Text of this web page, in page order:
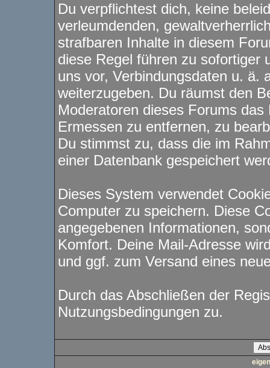
Du verpflichtest dich, keine
verleumdenden,
strafbaren Inhalte in diesem
diese Regel führen zu sofortiger
uns vor, Verbindungsdaten u. ä.
weiterzugeben. Du räumst den
Moderatoren dieses Forums
Ermessen zu entfernen, zu
Du stimmst zu, dass die im
einer Datenbank gespeichert
Dieses System verwendet
Computer zu speichern. Diese
angegebenen Informationen,
Komfort. Deine Mail-Adresse
und ggf. zum Versand eines
Durch das Abschließen der
Nutzungsbedingungen zu.